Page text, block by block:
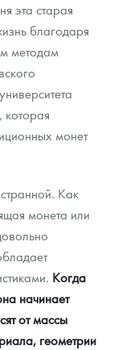
эта старая
благодаря
методам
которая
монет
Как
монета или
Когда
начинает
от массы
геометрии